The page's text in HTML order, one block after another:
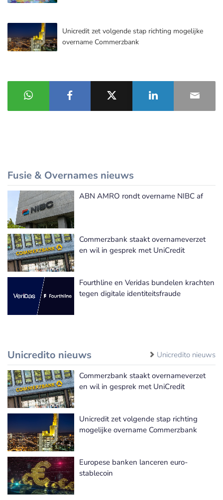
Unicredit zet volgende stap richting mogelijke
overname Commerzbank
Fusie & Overnames nieuws
ABN AMRO rondt overname NIBC af
Commerzbank staakt overnameverzet
en wil in gesprek met UniCredit
Fourthline en Veridas bundelen krachten
tegen digitale identiteitsfraude
Unicredito nieuws Unicredito nieuws
Commerzbank staakt overnameverzet
en wil in gesprek met UniCredit
Unicredit zet volgende stap richting
mogelijke overname Commerzbank
Europese banken lanceren euro-
stablecoin